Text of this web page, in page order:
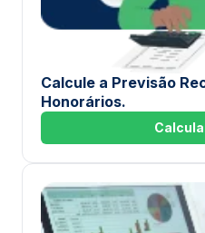
Calcule a Previsão
Honorários.